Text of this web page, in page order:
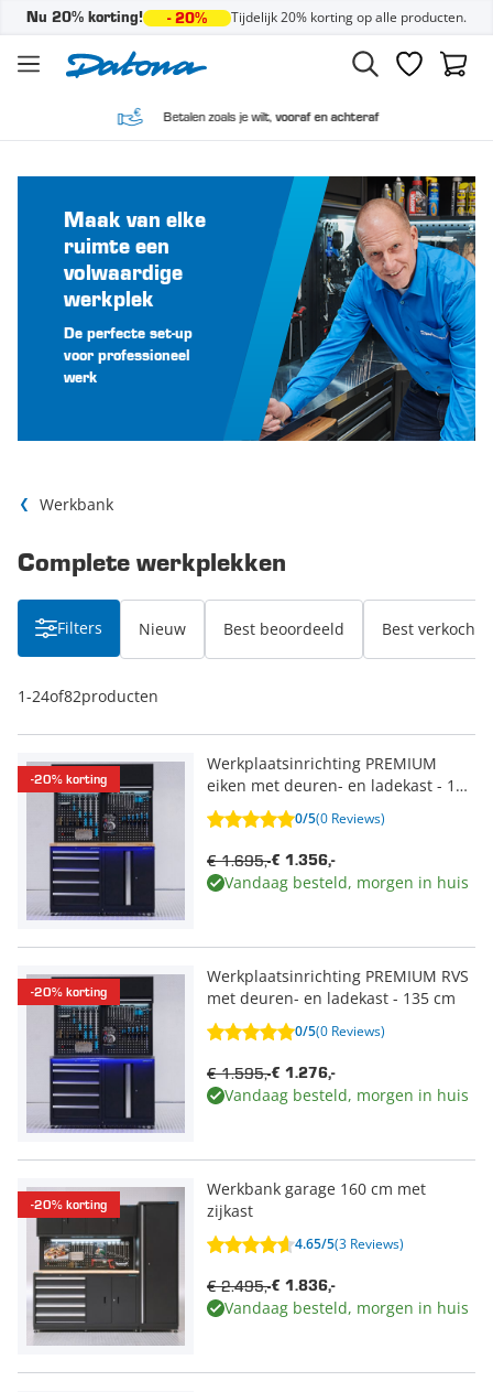
Nu 20% korting! - 20% Tijdelijk 20% korting op alle producten.
Verlanglijst
Betalen zoals je wilt, vooraf en achteraf
Maak van elke
ruimte een
volwaardige
werkplek
De perfecte set-up
voor professioneel
werk
Werkbank
Complete werkplekken
Filters Nieuw Best beoordeeld Best verkocht
1-24of82producten
-20% korting
Werkplaatsinrichting PREMIUM
eiken met deuren- en ladekast - 135
cm
0/5(0 Reviews)
€ 1.356,-
€ 1.695,-
Vandaag besteld, morgen in huis
-20% korting
Werkplaatsinrichting PREMIUM RVS
met deuren- en ladekast - 135 cm
0/5(0 Reviews)
€ 1.276,-
€ 1.595,-
Vandaag besteld, morgen in huis
-20% korting
Werkbank garage 160 cm met
zijkast
4.65/5(3 Reviews)
€ 1.836,-
€ 2.495,-
Vandaag besteld, morgen in huis